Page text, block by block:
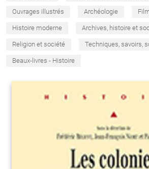
Ouvrages illustrés Archéologie
Histoire moderne Archives, histoire et
Religion et société Techniques, savoirs,
Beaux-livres - Histoire